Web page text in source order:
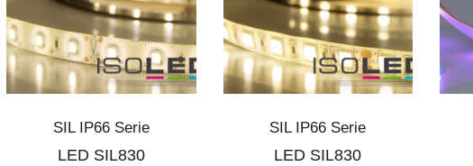
SIL IP66 Serie
LED SIL830
SIL IP66 Serie
LED SIL830